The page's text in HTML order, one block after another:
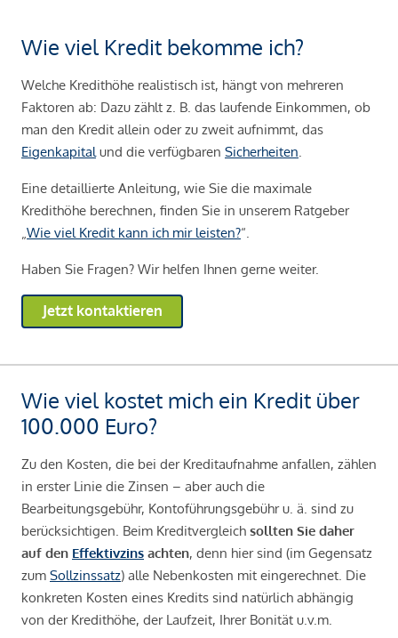
Wie viel Kredit bekomme ich?
Welche Kredithöhe realistisch ist, hängt von mehreren
Faktoren ab: Dazu zählt z. B. das laufende Einkommen, ob
man den Kredit allein oder zu zweit aufnimmt, das
Eigenkapitalund die verfügbaren Sicherheiten.
Eine detaillierte Anleitung, wie Sie die maximale
Kredithöhe berechnen, finden Sie in unserem Ratgeber
„Wie viel Kredit kann ich mir leisten?“.
Haben Sie Fragen? Wir helfen Ihnen gerne weiter.
Jetzt kontaktieren
Wie viel kostet mich ein Kredit über
100.000 Euro?
Zu den Kosten, die bei der Kreditaufnahme anfallen, zählen
in erster Linie die Zinsen – aber auch die
Bearbeitungsgebühr, Kontoführungsgebühr u. ä. sind zu
berücksichtigen. Beim Kreditvergleich sollten Sie daher
auf den Effektivzins achten, denn hier sind (im Gegensatz
zum Sollzinssatz) alle Nebenkosten mit eingerechnet. Die
konkreten Kosten eines Kredits sind natürlich abhängig
von der Kredithöhe, der Laufzeit, Ihrer Bonität u.v.m.